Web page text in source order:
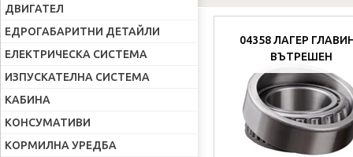
ДВИГАТЕЛ
ЕДРОГАБАРИТНИ ДЕТАЙЛИ
ЕЛЕКТРИЧЕСКА СИСТЕМА
ИЗПУСКАТЕЛНА СИСТЕМА
КАБИНА
КОНСУМАТИВИ
КОРМИЛНА УРЕДБА
04358 ЛАГЕР
ВЪТРЕШЕН